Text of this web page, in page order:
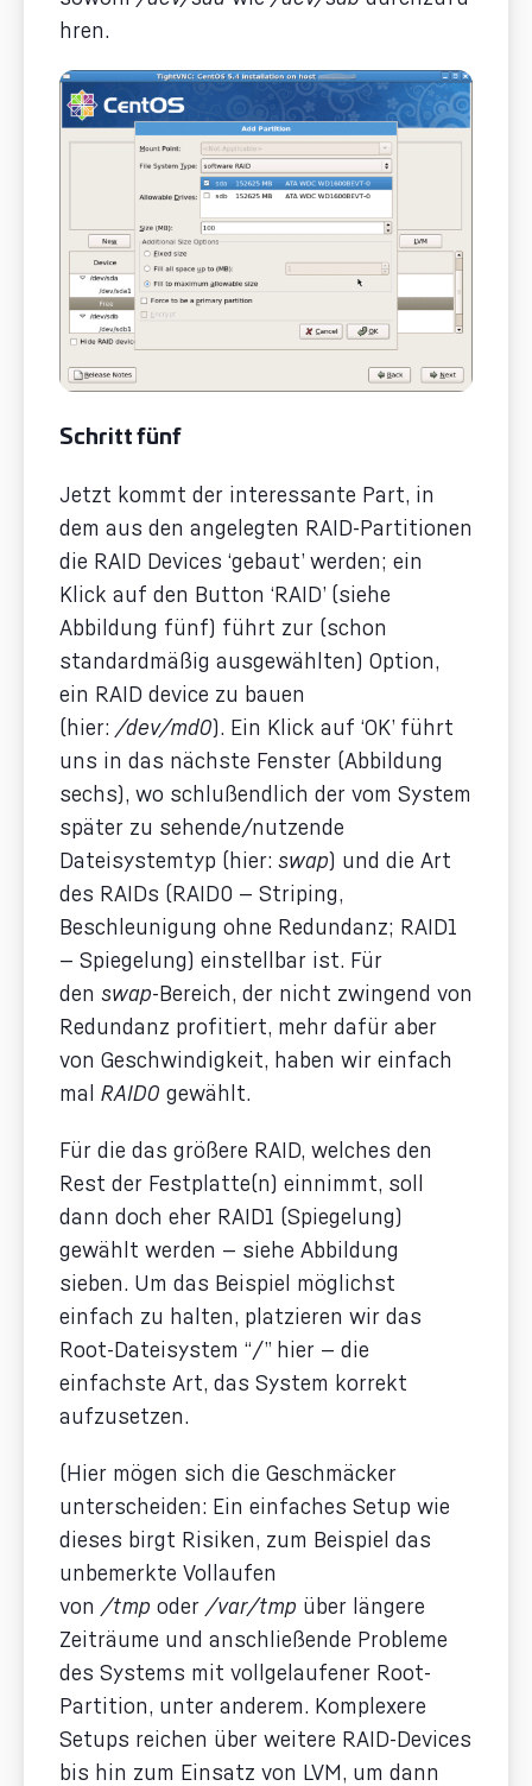
hren.
Schritt fünf
Jetzt kommt der interessante Part, in
dem aus den angelegten RAID-Partitionen
die RAID Devices ‘gebaut’ werden; ein
Klick auf den Button ‘RAID’ (siehe
Abbildung fünf) führt zur (schon
standardmäßig ausgewählten) Option,
ein RAID device zu bauen
(hier: /dev/md0). Ein Klick auf ‘OK’ führt
uns in das nächste Fenster (Abbildung
sechs), wo schlußendlich der vom System
später zu sehende/nutzende
Dateisystemtyp (hier: swap) und die Art
des RAIDs (RAID0 — Striping,
Beschleunigung ohne Redundanz; RAID1
— Spiegelung) einstellbar ist. Für
den swap-Bereich, der nicht zwingend von
Redundanz profitiert, mehr dafür aber
von Geschwindigkeit, haben wir einfach
mal RAID0 gewählt.
Für die das größere RAID, welches den
Rest der Festplatte(n) einnimmt, soll
dann doch eher RAID1 (Spiegelung)
gewählt werden — siehe Abbildung
sieben. Um das Beispiel möglichst
einfach zu halten, platzieren wir das
Root-Dateisystem “/” hier — die
einfachste Art, das System korrekt
aufzusetzen.
(Hier mögen sich die Geschmäcker
unterscheiden: Ein einfaches Setup wie
dieses birgt Risiken, zum Beispiel das
unbemerkte Vollaufen
von /tmp oder /var/tmp über längere
Zeiträume und anschließende Probleme
des Systems mit vollgelaufener Root-
Partition, unter anderem. Komplexere
Setups reichen über weitere RAID-Devices
bis hin zum Einsatz von LVM, um dann